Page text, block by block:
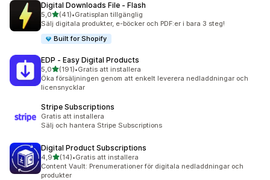
Digital Downloads File ‑ Flash
5,0av 5 stjärnor
(41)
41 recensioner totalt
•Gratisplan tillgänglig
Sälj digitala produkter, e-böcker och PDF:er i bara 3 steg!
Built for Shopify
EDP ‑ Easy Digital Products
5,0av 5 stjärnor
(191)
191 recensioner totalt
•Gratis att installera
Öka försäljningen genom att enkelt leverera nedladdningar och
licensnycklar
Stripe Subscriptions
Gratis att installera
Sälj och hantera Stripe Subscriptions
Digital Product Subscriptions
4,9av 5 stjärnor
(14)
14 recensioner totalt
•Gratis att installera
Content Vault: Prenumerationer för digitala nedladdningar och
produkter